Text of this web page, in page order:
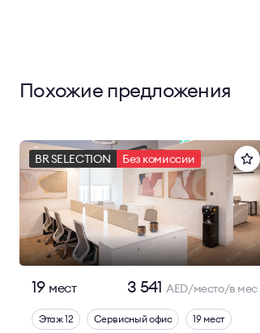
Похожие предложения
BR SELECTION Без комиссии
19 мест 3 541AED/место/в мес
Этаж 12 Сервисный офис 19 мест